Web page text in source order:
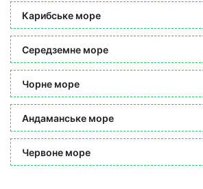
Карибське море
Середземне море
Чорне море
Андаманське море
Червоне море